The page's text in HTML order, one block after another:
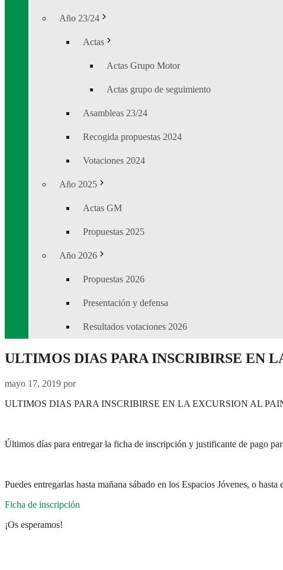
Año 23/24
Actas
Actas Grupo Motor
Actas grupo de seguimiento
Asambleas 23/24
Recogida propuestas 2024
Votaciones 2024
Año 2025
Actas GM
Propuestas 2025
Año 2026
Propuestas 2026
Presentación y defensa
Resultados votaciones 2026
ULTIMOS DIAS PARA INSCRIBIRSE EN
mayo 17, 2019 por
ULTIMOS DIAS PARA INSCRIBIRSE EN LA EXCURSION AL
Últimos días para entregar la ficha de inscripción y justificante de pago
Puedes entregarlas hasta mañana sábado en los Espacios Jóvenes, o
Ficha de inscripción
¡Os esperamos!